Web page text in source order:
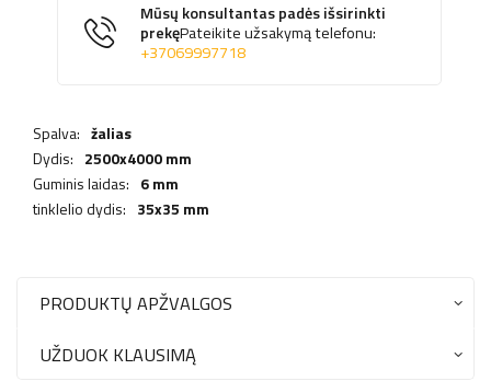
Mūsų konsultantas padės išsirinkti
prekęPateikite užsakymą telefonu:
+37069997718
Spalva: žalias
Dydis: 2500x4000 mm
Guminis laidas: 6 mm
tinklelio dydis: 35x35 mm
PRODUKTŲ APŽVALGOS
UŽDUOK KLAUSIMĄ